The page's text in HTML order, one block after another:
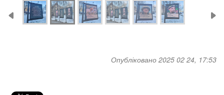
Опубліковано 2025 02 24, 17:53